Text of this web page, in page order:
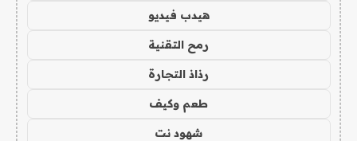
هيدب فيديو
رمح التقنية
رذاذ التجارة
طعم وكيف
شهود نت